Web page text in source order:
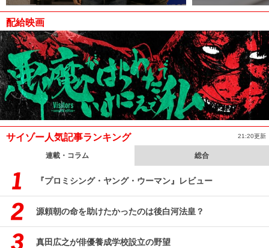
配給映画
サイゾー人気記事ランキング 21:20更新
連載・コラム 総合
『プロミシング・ヤング・ウーマン』レビュー
源頼朝の命を助けたかったのは後白河法皇？
真田広之が俳優養成学校設立の野望